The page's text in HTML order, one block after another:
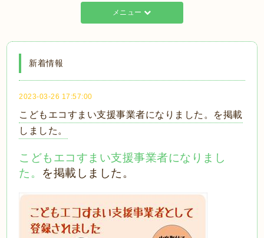
メニュー
新着情報
2023-03-26 17:57:00
こどもエコすまい支援事業者になりました。を掲載
しました。
こどもエコすまい支援事業者になりまし
た。 を掲載しました。